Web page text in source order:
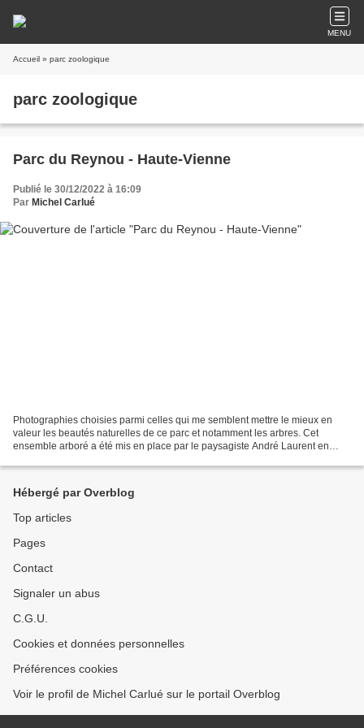
MENU
Accueil » parc zoologique
parc zoologique
Parc du Reynou - Haute-Vienne
Publié le 30/12/2022 à 16:09
Par Michel Carlué
Photographies choisies parmi celles qui me semblent mettre le mieux en
valeur les beautés naturelles de ce parc et notamment les arbres. Cet
ensemble arboré a été mis en place par le paysagiste André Laurent en
Hébergé par Overblog
Top articles
Pages
Contact
Signaler un abus
C.G.U.
Cookies et données personnelles
Préférences cookies
Voir le profil de Michel Carlué sur le portail Overblog